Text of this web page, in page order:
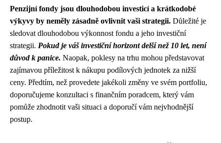
Penzijní fondy jsou dlouhodobou investicí a krátkodobé
výkyvy by neměly zásadně ovlivnit vaši strategii. Důležité je
sledovat dlouhodobou výkonnost fondu a jeho investiční
strategii. Pokud je váš investiční horizont delší než 10 let, není
důvod k panice. Naopak, poklesy na trhu mohou představovat
zajímavou příležitost k nákupu podílových jednotek za nižší
ceny. Předtím, než provedete jakékoli změny ve svém portfoliu,
doporučujeme konzultaci s finančním poradcem, který vám
pomůže zhodnotit vaši situaci a doporučí vám nejvhodnější
postup.